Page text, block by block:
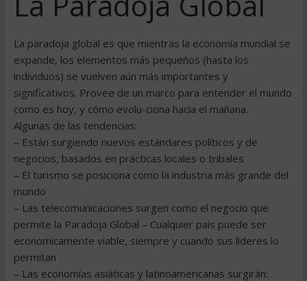
La paradoja global es que mientras la economía mundial se
expande, los elementos más pequeños (hasta los
individuos) se vuelven aún más importantes y
significativos. Provee de un marco para entender el mundo
como es hoy, y cómo evolu-ciona hacia el mañana.
Algunas de las tendencias:
– Están surgiendo nuevos estándares políticos y de
negocios, basados en prácticas locales o tribales
– El turismo se posiciona como la industria más grande del
mundo
– Las telecomunicaciones surgen como el negocio que
permite la Paradoja Global – Cualquier país puede ser
economicamente viable, siempre y cuando sus líderes lo
permitan
– Las economías asiáticas y latinoamericanas surgirán: